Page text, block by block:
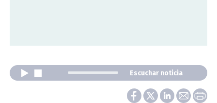
Escuchar noticia